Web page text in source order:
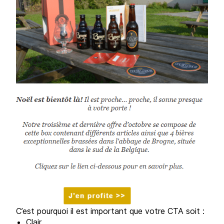
C’est pourquoi il est important que votre CTA soit :
Clair,